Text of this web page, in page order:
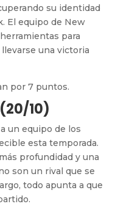
su identidad
El equipo de New
para
una victoria
por 7 puntos.
10)
un equipo de los
esta temporada.
profundidad y una
son un rival que se
todo apunta a que